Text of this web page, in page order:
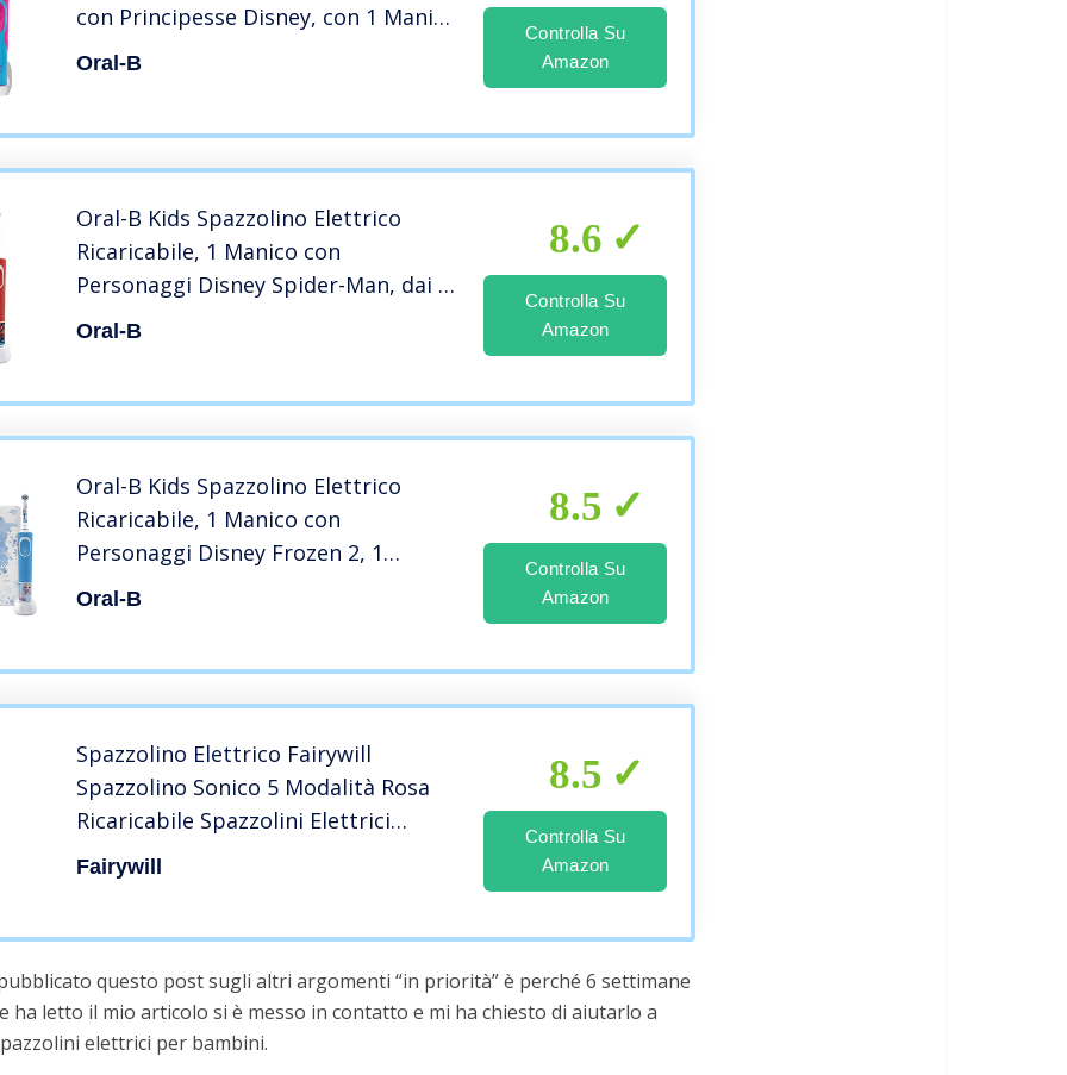
con Principesse Disney, con 1 Manico
e 1 Testina, Versione Vecchia
Oral-B
Controlla Su
Amazon
Oral-B Kids Spazzolino Elettrico
Ricaricabile, 1 Manico con
Personaggi Disney Spider-Man, dai 3
Anni in Su
Oral-B
8.6
Controlla Su
Amazon
Oral-B Kids Spazzolino Elettrico
Ricaricabile, 1 Manico con
Personaggi Disney Frozen 2, 1
Custodia da Viaggio, dai 3 Anni in Su
Oral-B
8.5
Controlla Su
Amazon
Spazzolino Elettrico Fairywill
Spazzolino Sonico 5 Modalità Rosa
Ricaricabile Spazzolini Elettrici
Ricarica USB 4 Ore per 30 Giorni di
Utilizzo 3 Teste di Ricambio Timer
Fairywill
8.5
Controlla Su
Amazon
questo post sugli altri argomenti “in priorità” è perché 6 settimane
ha letto il mio articolo si è messo in contatto e mi ha chiesto di aiutarlo a
elettrici per bambini.